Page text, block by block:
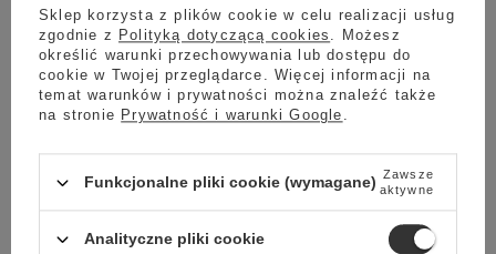
Wysyłka
Towar dostępny w magazynie
Darmowa dostawa
Promocja
5.00 161 opinie
Sklep korzysta z plików cookie w celu realizacji usług
zgodnie z Polityką dotyczącą cookies . Możesz
określić warunki przechowywania lub dostępu do
cookie w Twojej przeglądarce. Więcej informacji na
temat warunków i prywatności można znaleźć także
na stronie Prywatność i warunki Google .
Funkcjonalne pliki cookie (wymagane) Zawsze
aktywne
Analityczne pliki cookie